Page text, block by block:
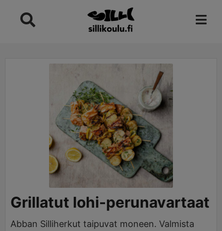
Grillatut lohi-perunavartaat
Abban Silliherkut taipuvat moneen. Valmista